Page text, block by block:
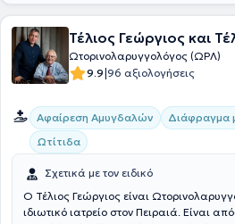
Τέλιος Γεώργιος και
Ωτορινολαρυγγολόγος (ΩΡΛ)
9.9|96 αξιολογήσεις
Αφαίρεση Αμυγδαλών Διάφραγμα
Ωτίτιδα
Σχετικά με τον ειδικό
Ο Τέλιος Γεώργιος είναι
ιδιωτικό ιατρείο στον Πειραιά. Είναι